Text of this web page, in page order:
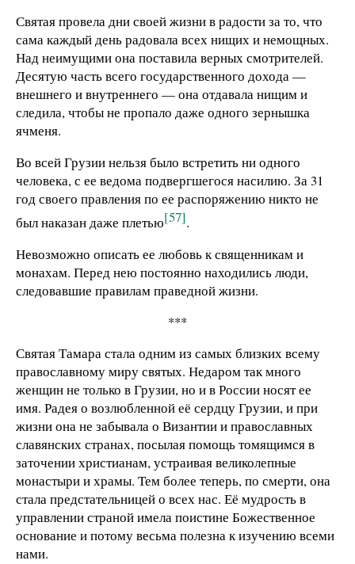
Святая провела дни своей жизни в радости за то, что
сама каждый день радовала всех нищих и немощных.
Над неимущими она поставила верных смотрителей.
Десятую часть всего государственного дохода —
внешнего и внутреннего — она отдавала нищим и
следила, чтобы не пропало даже одного зернышка
ячменя.
Во всей Грузии нельзя было встретить ни одного
человека, с ее ведома подвергшегося насилию. За 31
год своего правления по ее распоряжению никто не
был наказан даже плетью[57].
Невозможно описать ее любовь к священникам и
монахам. Перед нею постоянно находились люди,
следовавшие правилам праведной жизни.
***
Святая Тамара стала одним из самых близких всему
православному миру святых. Недаром так много
женщин не только в Грузии, но и в России носят ее
имя. Радея о возлюбленной её сердцу Грузии, и при
жизни она не забывала о Византии и православных
славянских странах, посылая помощь томящимся в
заточении христианам, устраивая великолепные
монастыри и храмы. Тем более теперь, по смерти, она
стала предстательницей о всех нас. Её мудрость в
управлении страной имела поистине Божественное
основание и потому весьма полезна к изучению всеми
нами.